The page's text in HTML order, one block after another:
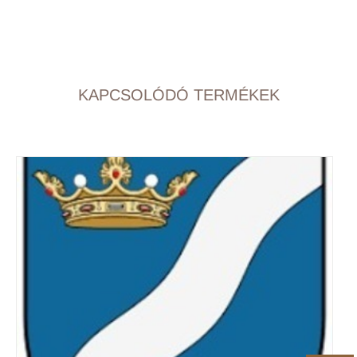
KAPCSOLÓDÓ TERMÉKEK